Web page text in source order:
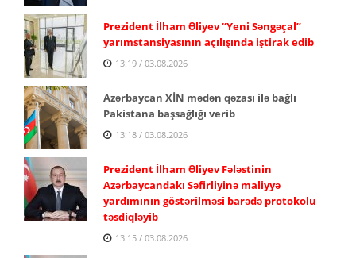
Prezident İlham Əliyev “Yeni Səngəçal”
yarımstansiyasının açılışında iştirak edib
13:19 / 03.08.2026
Azərbaycan XİN mədən qəzası ilə bağlı
Pakistana başsağlığı verib
13:18 / 03.08.2026
Prezident İlham Əliyev Fələstinin
Azərbaycandakı Səfirliyinə maliyyə
yardımının göstərilməsi barədə protokolu
təsdiqləyib
13:15 / 03.08.2026